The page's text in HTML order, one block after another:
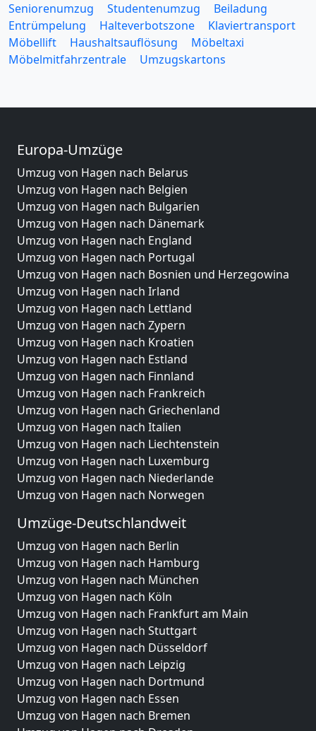
Seniorenumzug
Studentenumzug
Beiladung
Entrümpelung
Halteverbotszone
Klaviertransport
Möbellift
Haushaltsauflösung
Möbeltaxi
Möbelmitfahrzentrale
Umzugskartons
Europa-Umzüge
Umzug von Hagen nach Belarus
Umzug von Hagen nach Belgien
Umzug von Hagen nach Bulgarien
Umzug von Hagen nach Dänemark
Umzug von Hagen nach England
Umzug von Hagen nach Portugal
Umzug von Hagen nach Bosnien und Herzegowina
Umzug von Hagen nach Irland
Umzug von Hagen nach Lettland
Umzug von Hagen nach Zypern
Umzug von Hagen nach Kroatien
Umzug von Hagen nach Estland
Umzug von Hagen nach Finnland
Umzug von Hagen nach Frankreich
Umzug von Hagen nach Griechenland
Umzug von Hagen nach Italien
Umzug von Hagen nach Liechtenstein
Umzug von Hagen nach Luxemburg
Umzug von Hagen nach Niederlande
Umzug von Hagen nach Norwegen
Umzüge-Deutschlandweit
Umzug von Hagen nach Berlin
Umzug von Hagen nach Hamburg
Umzug von Hagen nach München
Umzug von Hagen nach Köln
Umzug von Hagen nach Frankfurt am Main
Umzug von Hagen nach Stuttgart
Umzug von Hagen nach Düsseldorf
Umzug von Hagen nach Leipzig
Umzug von Hagen nach Dortmund
Umzug von Hagen nach Essen
Umzug von Hagen nach Bremen